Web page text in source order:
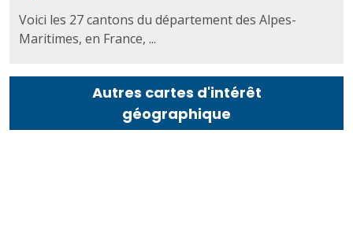
Voici les 27 cantons du département des Alpes-
Maritimes, en France, ...
Autres cartes d'intérêt
géographique